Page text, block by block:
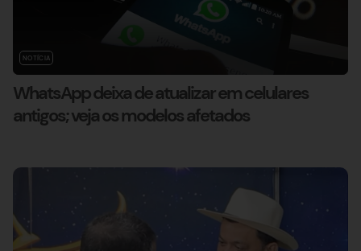
NOTÍCIA
WhatsApp deixa de atualizar em celulares
antigos; veja os modelos afetados